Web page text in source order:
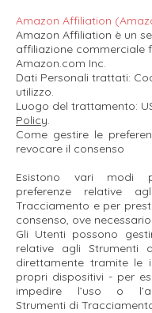
Amazon Affiliation
Amazon Affiliation è un
affiliazione commerciale
Amazon.com Inc.
Dati Personali trattati:
utilizzo.
Luogo del trattamento:
Policy.
Come gestire le
revocare il consenso
Esistono vari modi
preferenze relative
Tracciamento e per
consenso, ove necessario:
Gli Utenti possono
relative agli Strumenti
direttamente tramite le
propri dispositivi - per
impedire l’uso o
Strumenti di